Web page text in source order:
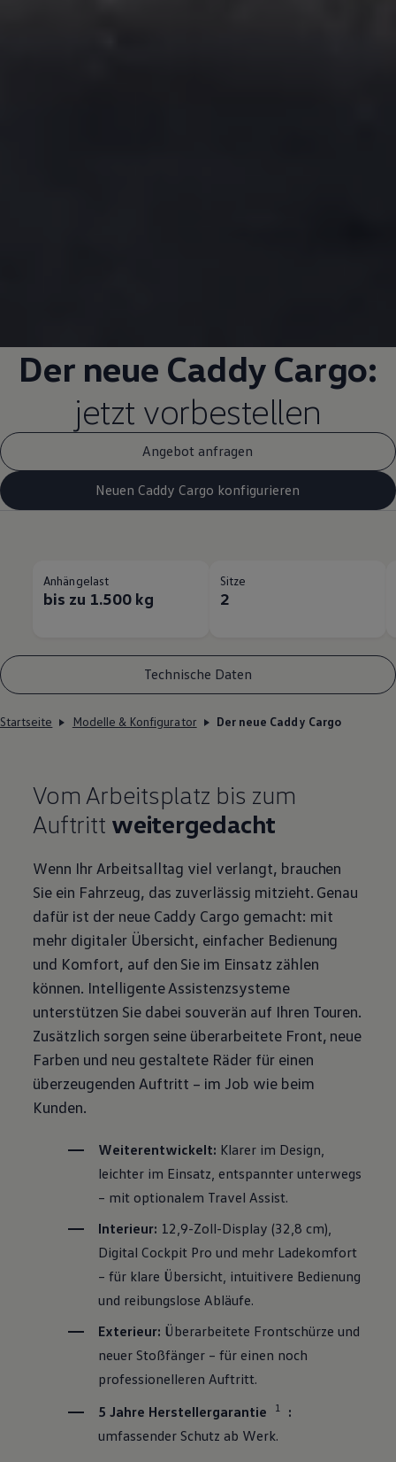
Der neue Caddy Cargo:
jetzt vorbestellen
Angebot anfragen
Neuen Caddy Cargo konfigurieren
Anhängelast
bis zu 1.500 kg
Sitze
2
Technische Daten
Startseite Modelle & Konfigurator Der neue Caddy Cargo
Vom Arbeitsplatz bis zum
Auftritt weitergedacht
Wenn Ihr Arbeitsalltag viel verlangt, brauchen
Sie ein Fahrzeug, das zuverlässig mitzieht. Genau
dafür ist der neue Caddy Cargo gemacht: mit
mehr digitaler Übersicht, einfacher Bedienung
und Komfort, auf den Sie im Einsatz zählen
können. Intelligente Assistenzsysteme
unterstützen Sie dabei souverän auf Ihren Touren.
Zusätzlich sorgen seine überarbeitete Front, neue
Farben und neu gestaltete Räder für einen
überzeugenden Auftritt – im Job wie beim
Kunden.
Weiterentwickelt: Klarer im Design,
leichter im Einsatz, entspannter unterwegs
– mit optionalem Travel Assist.
Interieur: 12,9-Zoll-Display (32,8 cm),
Digital Cockpit Pro und mehr Ladekomfort
– für klare Übersicht, intuitivere Bedienung
und reibungslose Abläufe.
Exterieur: Überarbeitete Frontschürze und
neuer Stoßfänger – für einen noch
professionelleren Auftritt.
5 Jahre Herstellergarantie
1
:
umfassender Schutz ab Werk.